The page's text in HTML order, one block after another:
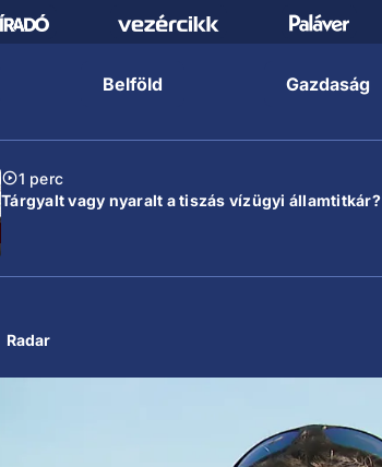
Belföld Gazdaság
1 perc
Tárgyalt vagy nyaralt a tiszás vízügyi államtitkár?
Radar